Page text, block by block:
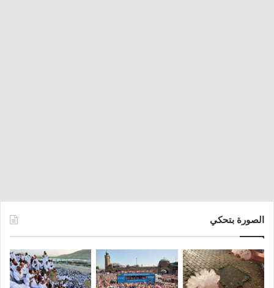
الصورة بتحكي